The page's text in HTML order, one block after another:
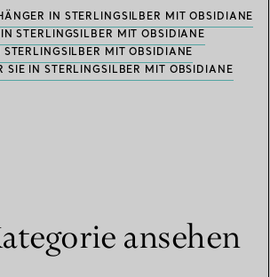
IN STERLINGSILBER MIT OBSIDIANE
STERLINGSILBER MIT OBSIDIANE
STERLINGSILBER MIT OBSIDIANE
SIE IN STERLINGSILBER MIT OBSIDIANE
ansehen